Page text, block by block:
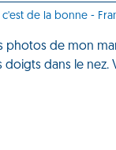
c'est de la bonne -
de mon
doigts dans le nez.